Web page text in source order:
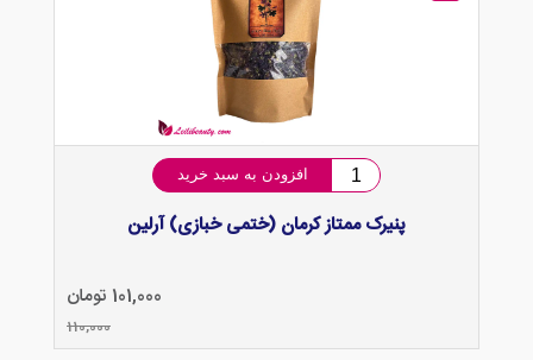
افزودن به سبد خرید
پنیرک ممتاز کرمان (ختمی خبازی) آرلین
101,000 تومان
110,000